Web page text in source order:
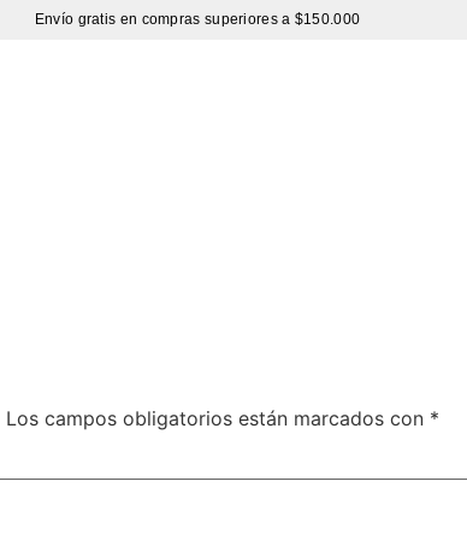
Envío gratis en compras superiores a $150.000
Los campos obligatorios están marcados con *